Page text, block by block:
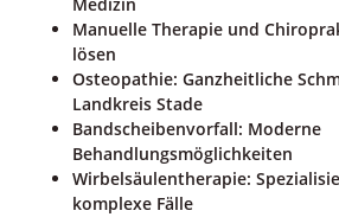
Manuelle Therapie und
lösen
Osteopathie: Ganzheitliche
Landkreis Stade
Bandscheibenvorfall: Moderne
Behandlungsmöglichkeiten
Wirbelsäulentherapie:
komplexe Fälle